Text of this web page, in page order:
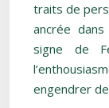
traits de
ancrée
signe de
engendrer